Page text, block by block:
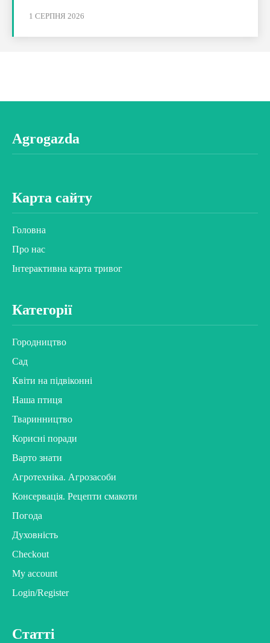
1 СЕРПНЯ 2026
Agrogazda
Карта сайту
Головна
Про нас
Інтерактивна карта тривог
Категорії
Городництво
Сад
Квіти на підвіконні
Наша птиця
Тваринництво
Корисні поради
Варто знати
Агротехніка. Агрозасоби
Консервація. Рецепти смакоти
Погода
Духовність
Checkout
My account
Login/Register
Статті